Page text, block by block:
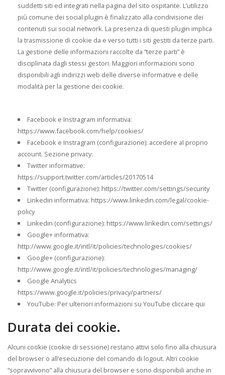
suddetti siti ed integrati nella pagina del sito ospitante. L’utilizzo
più comune dei social plugin è finalizzato alla condivisione dei
contenuti sui social network. La presenza di questi plugin implica
la trasmissione di cookie da e verso tutti i siti gestiti da terze parti.
La gestione delle informazioni raccolte da “terze parti” è
disciplinata dagli stessi gestori. Maggiori informazioni sono
disponibili agli indirizzi web delle diverse informative e delle
modalità per la gestione dei cookie.
Facebook e Instragram informativa:
https://www.facebook.com/help/cookies/
Facebook e Instragram (configurazione): accedere al proprio
account. Sezione privacy.
Twitter informative:
https://support.twitter.com/articles/20170514
Twitter (configurazione): https://twitter.com/settings/security
Linkedin informativa: https://www.linkedin.com/legal/cookie-
policy
Linkedin (configurazione): https://www.linkedin.com/settings/
Google+ informativa:
http://www.google.it/intl/it/policies/technologies/cookies/
Google+ (configurazione):
http://www.google.it/intl/it/policies/technologies/managing/
Google Analytics
https://www.google.it/policies/privacy/partners/
YouTube: Per ulteriori informazioni su YouTube cliccare qui
Durata dei cookie.
Alcuni cookie (cookie di sessione) restano attivi solo fino alla chiusura
del browser o all’esecuzione del comando di logout. Altri cookie
“sopravvivono” alla chiusura del browser e sono disponibili anche in